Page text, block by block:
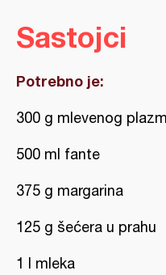
Sastojci
Potrebno je:
300 g mlevenog
500 ml fante
375 g margarina
125 g šećera u prahu
1 l mleka